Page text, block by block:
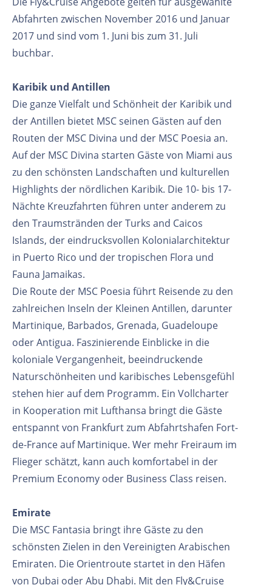
Abfahrten zwischen November 2016 und Januar
2017 und sind vom 1. Juni bis zum 31. Juli
buchbar.
Karibik und Antillen
Die ganze Vielfalt und Schönheit der Karibik und
der Antillen bietet MSC seinen Gästen auf den
Routen der MSC Divina und der MSC Poesia an.
Auf der MSC Divina starten Gäste von Miami aus
zu den schönsten Landschaften und kulturellen
Highlights der nördlichen Karibik. Die 10- bis 17-
Nächte Kreuzfahrten führen unter anderem zu
den Traumstränden der Turks and Caicos
Islands, der eindrucksvollen Kolonialarchitektur
in Puerto Rico und der tropischen Flora und
Fauna Jamaikas.
Die Route der MSC Poesia führt Reisende zu den
zahlreichen Inseln der Kleinen Antillen, darunter
Martinique, Barbados, Grenada, Guadeloupe
oder Antigua. Faszinierende Einblicke in die
koloniale Vergangenheit, beeindruckende
Naturschönheiten und karibisches Lebensgefühl
stehen hier auf dem Programm. Ein Vollcharter
in Kooperation mit Lufthansa bringt die Gäste
entspannt von Frankfurt zum Abfahrtshafen Fort-
de-France auf Martinique. Wer mehr Freiraum im
Flieger schätzt, kann auch komfortabel in der
Premium Economy oder Business Class reisen.
Emirate
Die MSC Fantasia bringt ihre Gäste zu den
schönsten Zielen in den Vereinigten Arabischen
Emiraten. Die Orientroute startet in den Häfen
von Dubai oder Abu Dhabi. Mit den Fly&Cruise